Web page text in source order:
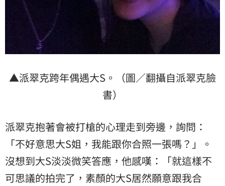
▲派翠克跨年偶遇大S。（圖／翻攝自派翠克臉
書）
派翠克抱著會被打槍的心理走到旁邊，詢問：
「不好意思大S姐，我能跟你合照一張嗎？」。
沒想到大S淡淡微笑答應，他感嘆：「就這樣不
可思議的拍完了，素顏的大S居然願意跟我合